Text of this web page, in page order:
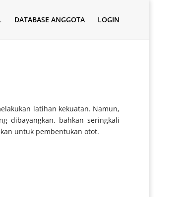
DATABASE ANGGOTA LOGIN
latihan kekuatan. Namun,
dibayangkan, bahkan seringkali
untuk pembentukan otot.